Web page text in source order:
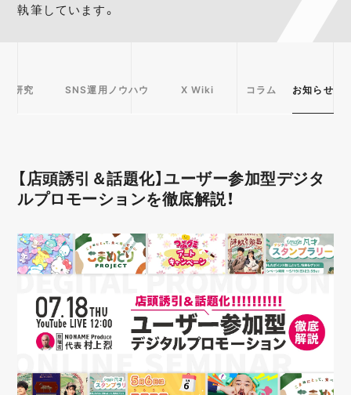
執筆しています。
研究 SNS運用ノウハウ X Wiki コラム お知らせ
【店頭誘引＆話題化】ユーザー参加型デジタ
ルプロモーションを徹底解説！